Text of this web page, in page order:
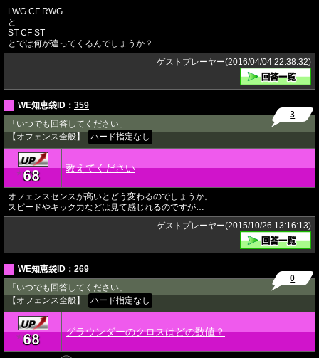
LWG CF RWG
と
ST CF ST
とでは何が違ってくるんでしょうか？
ゲストプレーヤー(2016/04/04 22:38:32)
WE知恵袋ID： 359
「いつでも回答してください」
【オフェンス全般】
ハード指定なし
3
★68 教えてください
オフェンスセンスが高いとどう変わるのでしょうか。
スピードやキック力などは見て感じれるのですが…
ゲストプレーヤー(2015/10/26 13:16:13)
WE知恵袋ID： 269
「いつでも回答してください」
【オフェンス全般】
ハード指定なし
0
★68 グラウンダーのクロスはどの数値？